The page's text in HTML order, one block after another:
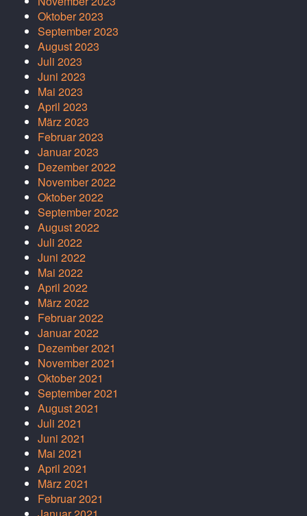
Oktober 2023
September 2023
August 2023
Juli 2023
Juni 2023
Mai 2023
April 2023
März 2023
Februar 2023
Januar 2023
Dezember 2022
November 2022
Oktober 2022
September 2022
August 2022
Juli 2022
Juni 2022
Mai 2022
April 2022
März 2022
Februar 2022
Januar 2022
Dezember 2021
November 2021
Oktober 2021
September 2021
August 2021
Juli 2021
Juni 2021
Mai 2021
April 2021
März 2021
Februar 2021